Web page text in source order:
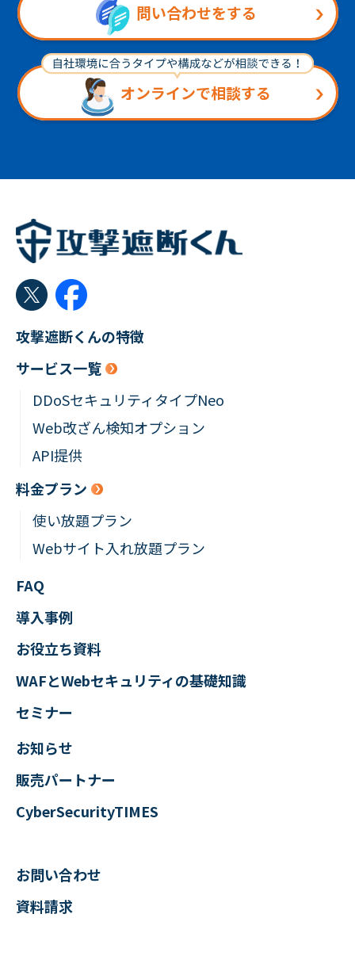
問い合わせをする
オンラインで相談する
攻撃遮断くんの特徴
サービス一覧
DDoSセキュリティタイプNeo
Web改ざん検知オプション
API提供
料金プラン
使い放題プラン
Webサイト入れ放題プラン
FAQ
導入事例
お役立ち資料
WAFとWebセキュリティの基礎知識
セミナー
お知らせ
販売パートナー
CyberSecurityTIMES
お問い合わせ
資料請求